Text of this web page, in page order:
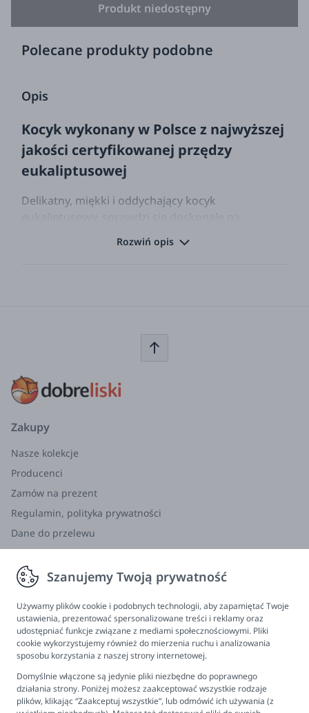
Produkt niedostępny
Polecane produkty podobne
Opis
Kocyk wykonany w Polsce z najwyższej
jakości certyfikowanej przędzy
eukaliptusowej
Delikatny, miękki i oddychający kocyk
eukaliptusowy, sprawdzi się doskonale na
samochodowym. Kocyk posiada właściwości
wyłącznie środki organiczne. Kocyk sprawdzi się
więc doskonale nawet w kontakcie z bardzo
wrażliwą skórą. Kocyk eukaliptusowy wykonany
eleganckim splotem z ramką, to doskonały pomysł
na prezent dla przyszłej mamy.
Przędza posiada certyfikat OEKO-TEX standard 100
produktu dla najmłodszych dzieci. Przędza
eukaliptusowa posiada szereg pożądanych
właściwości, a produkowana jest ze źródeł
zarządzanych w sposób zrównoważony.
Eukaliptus jest uprawiany na terenach
nieodpowiednich dla upraw żywności. Rośnie
wysokości, nie wymaga nawadniania i używania
pestycydów. Eukaliptus to surowiec odnawialny.
Przędza eukaliptusowa wykazuje szereg
istotnych właściwości. Jest:
antybakteryjna,
antyalergiczna,
w pełni biodegradowalna- włókna są certyfikowane
jako kompostowalne i biodegradowalne, dzięki czemu
Rozwiń opis
Zakupy
Nasze kolekcje
Producenci
Zamów na prezent
Regulamin, polityka prywatności
Dane do przelewu
Zwroty, wymiana, reklamacja
Informacje
Program lojalnościowy
FAQ - najczęściej zadawane pytania
Newsletter
Ustawienia plików cookies
Szanujemy Twoją prywatność
Używamy plików cookie i podobnych technologii, aby zapamiętać Twoje
ustawienia, prezentować spersonalizowane treści i reklamy oraz
udostępniać funkcje związane z mediami społecznościowymi. Pliki
cookie wykorzystujemy również do mierzenia ruchu i analizowania
sposobu korzystania z naszej strony internetowej.
Domyślnie włączone są jedynie pliki niezbędne do poprawnego
działania strony. Poniżej możesz zaakceptować wszystkie rodzaje
plików, klikając “Zaakceptuj wszystkie”, lub odmówić ich używania (z